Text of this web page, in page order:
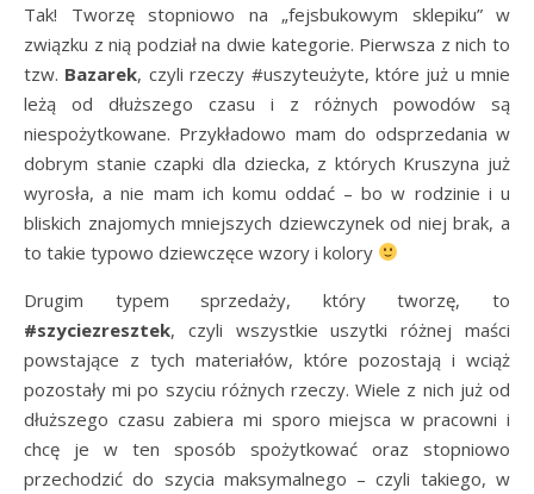
Tak! Tworzę stopniowo na „fejsbukowym sklepiku” w
związku z nią podział na dwie kategorie. Pierwsza z nich to
tzw. Bazarek, czyli rzeczy #uszyteużyte, które już u mnie
leżą od dłuższego czasu i z różnych powodów są
niespożytkowane. Przykładowo mam do odsprzedania w
dobrym stanie czapki dla dziecka, z których Kruszyna już
wyrosła, a nie mam ich komu oddać – bo w rodzinie i u
bliskich znajomych mniejszych dziewczynek od niej brak, a
to takie typowo dziewczęce wzory i kolory
Drugim typem sprzedaży, który tworzę, to
#szyciezresztek, czyli wszystkie uszytki różnej maści
powstające z tych materiałów, które pozostają i wciąż
pozostały mi po szyciu różnych rzeczy. Wiele z nich już od
dłuższego czasu zabiera mi sporo miejsca w pracowni i
chcę je w ten sposób spożytkować oraz stopniowo
przechodzić do szycia maksymalnego – czyli takiego, w